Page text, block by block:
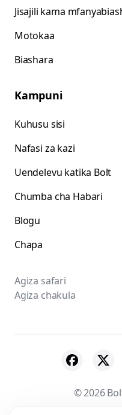
Jisajili kama
Motokaa
Biashara
Kampuni
Kuhusu sisi
Nafasi za kazi
Uendelevu katika Bolt
Chumba cha Habari
Blogu
Chapa
Agiza safari
Agiza chakula
© 2026